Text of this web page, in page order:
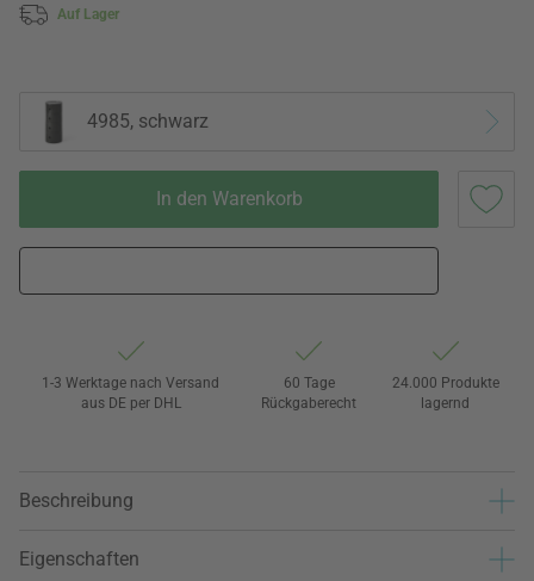
Auf Lager
4985, schwarz
In den Warenkorb
1-3 Werktage nach Versand
aus DE per DHL
60 Tage
Rückgaberecht
24.000 Produkte
lagernd
Beschreibung
Eigenschaften